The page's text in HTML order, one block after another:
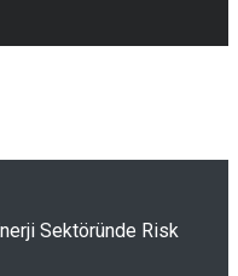
Sektöründe Risk